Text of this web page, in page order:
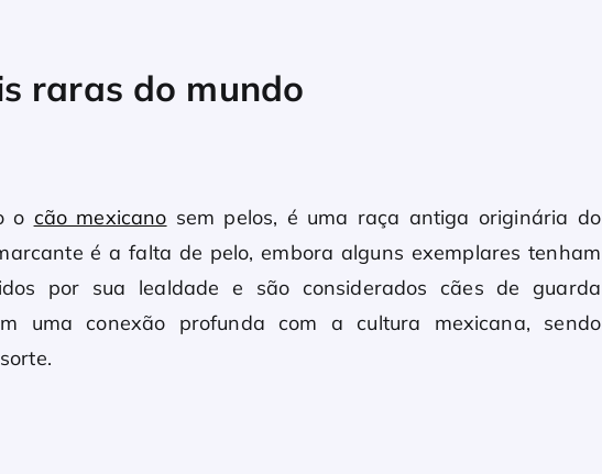
raras do mundo
o cão mexicano sem pelos, é uma raça antiga originária do
é a falta de pelo, embora alguns exemplares tenham
por sua lealdade e são considerados cães de guarda
uma conexão profunda com a cultura mexicana, sendo